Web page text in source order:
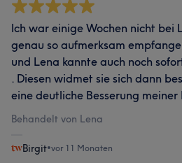
Ich war einige Wochen nicht bei
genau so aufmerksam
und Lena kannte auch noch
. Diesen widmet sie sich dann
eine deutliche Besserung
Behandelt von Lena
Birgit•vor 11 Monaten